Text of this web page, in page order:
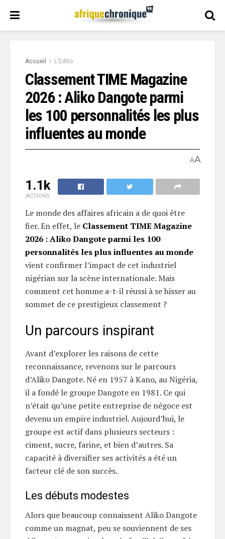
Accueil L'Edito
Classement TIME Magazine
2026 : Aliko Dangote parmi
les 100 personnalités les plus
influentes au monde
AA
1.1k
ACTIONS
Le monde des affaires africain a de quoi être
fier. En effet, le Classement TIME Magazine
2026 : Aliko Dangote parmi les 100
personnalités les plus influentes au monde
vient confirmer l’impact de cet industriel
nigérian sur la scène internationale. Mais
comment cet homme a-t-il réussi à se hisser au
sommet de ce prestigieux classement ?
Un parcours inspirant
Avant d’explorer les raisons de cette
reconnaissance, revenons sur le parcours
d’Aliko Dangote. Né en 1957 à Kano, au Nigéria,
il a fondé le groupe Dangote en 1981. Ce qui
n’était qu’une petite entreprise de négoce est
devenu un empire industriel. Aujourd’hui, le
groupe est actif dans plusieurs secteurs :
ciment, sucre, farine, et bien d’autres. Sa
capacité à diversifier ses activités a été un
facteur clé de son succès.
Les débuts modestes
Alors que beaucoup connaissent Aliko Dangote
comme un magnat, peu se souviennent de ses